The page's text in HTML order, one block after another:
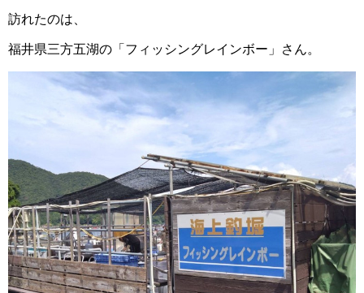
訪れたのは、
福井県三方五湖の「フィッシングレインボー」さん。